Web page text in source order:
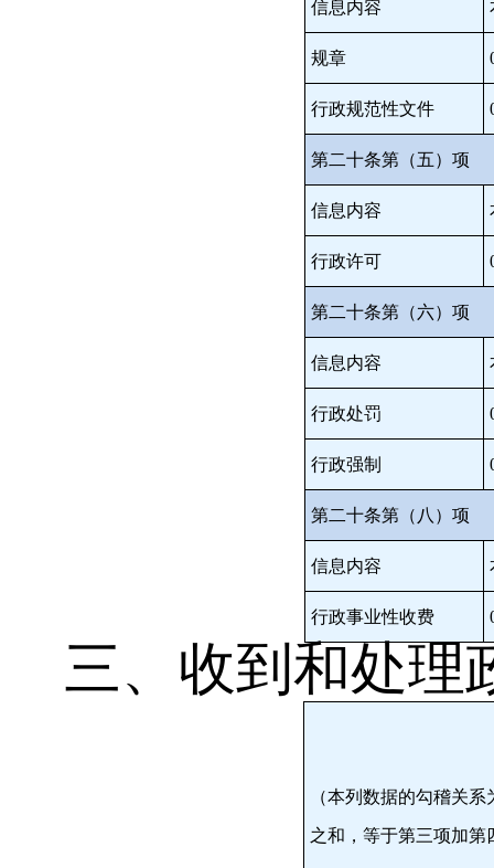
信息内容
规章
行政规范性文件
第二十条第（五）项
信息内容
行政许可
第二十条第（六）项
信息内容
行政处罚
行政强制
第二十条第（八）项
信息内容
行政事业性收费
三、收到和处理
（本列数据的勾稽关
之和，等于第三项加第